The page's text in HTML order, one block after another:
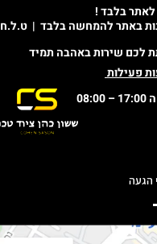
בלבד !
באתר להמחשה בלבד | ט.ל.ח
לכם שירות באהבה תמיד
פעילות
הגעה